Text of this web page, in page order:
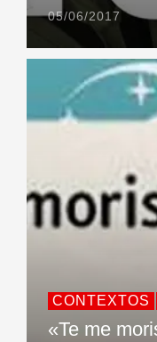
05/06/2017
CONTEXTOS
«Te me